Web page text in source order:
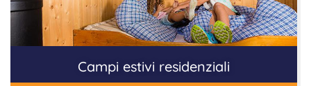
Campi estivi residenziali